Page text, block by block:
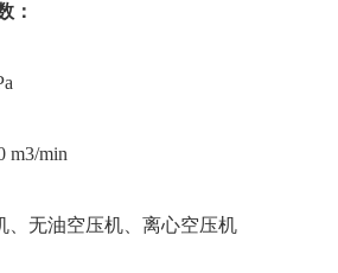
：
m3/min
、无油空压机、离心空压机